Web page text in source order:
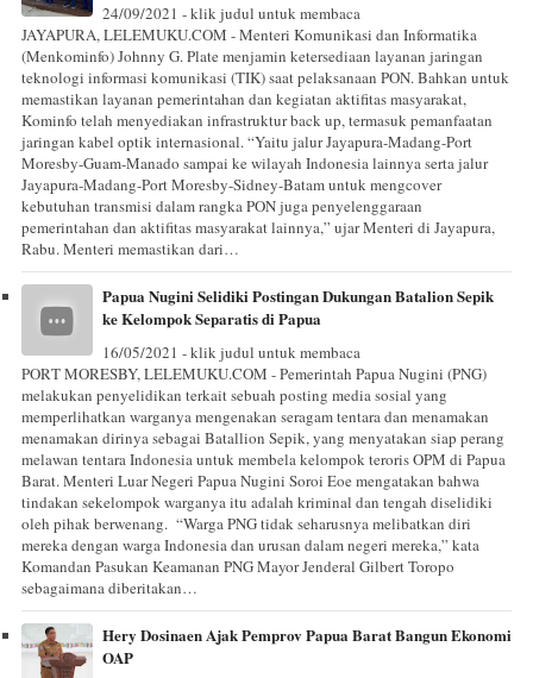
24/09/2021 - klik judul untuk membaca
JAYAPURA, LELEMUKU.COM - Menteri Komunikasi dan Informatika
(Menkominfo) Johnny G. Plate menjamin ketersediaan layanan jaringan
teknologi informasi komunikasi (TIK) saat pelaksanaan PON. Bahkan untuk
memastikan layanan pemerintahan dan kegiatan aktifitas masyarakat,
Kominfo telah menyediakan infrastruktur back up, termasuk pemanfaatan
jaringan kabel optik internasional. “Yaitu jalur Jayapura-Madang-Port
Moresby-Guam-Manado sampai ke wilayah Indonesia lainnya serta jalur
Jayapura-Madang-Port Moresby-Sidney-Batam untuk mengcover
kebutuhan transmisi dalam rangka PON juga penyelenggaraan
pemerintahan dan aktifitas masyarakat lainnya,” ujar Menteri di Jayapura,
Rabu. Menteri memastikan dari…
Papua Nugini Selidiki Postingan Dukungan Batalion Sepik
ke Kelompok Separatis di Papua
16/05/2021 - klik judul untuk membaca
PORT MORESBY, LELEMUKU.COM - Pemerintah Papua Nugini (PNG)
melakukan penyelidikan terkait sebuah posting media sosial yang
memperlihatkan warganya mengenakan seragam tentara dan menamakan
menamakan dirinya sebagai Batallion Sepik, yang menyatakan siap perang
melawan tentara Indonesia untuk membela kelompok teroris OPM di Papua
Barat. Menteri Luar Negeri Papua Nugini Soroi Eoe mengatakan bahwa
tindakan sekelompok warganya itu adalah kriminal dan tengah diselidiki
oleh pihak berwenang. “Warga PNG tidak seharusnya melibatkan diri
mereka dengan warga Indonesia dan urusan dalam negeri mereka,” kata
Komandan Pasukan Keamanan PNG Mayor Jenderal Gilbert Toropo
sebagaimana diberitakan…
Hery Dosinaen Ajak Pemprov Papua Barat Bangun Ekonomi
OAP